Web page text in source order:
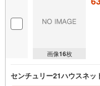
画像16枚
センチュリー21ハウスネ